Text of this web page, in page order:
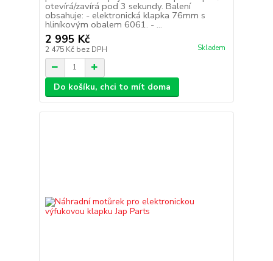
otevírá/zavírá pod 3 sekundy. Balení
obsahuje: - elektronická klapka 76mm s
hliníkovým obalem 6061. - ...
2 995 Kč
2 475 Kč bez DPH Skladem
Do košíku, chci to mít doma